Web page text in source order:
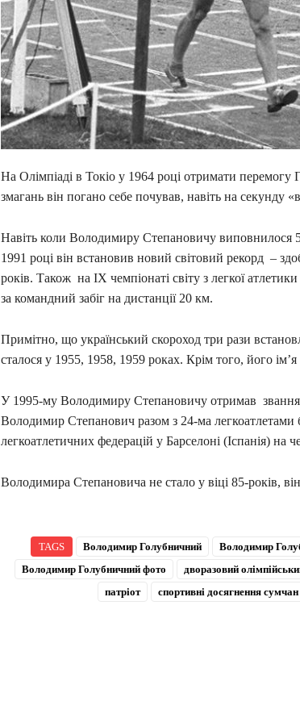
На Олімпіаді в Токіо у 1964 році отримати перемогу
змагань він погано себе почував, навіть на секунду
Навіть коли Володимиру Степановичу виповнилося
1991 році він встановив новий світовий рекорд –
років. Також на IX чемпіонаті світу з легкої
за командний забіг на дистанції 20 км.
Примітно, що український скороход три рази
сталося у 1955, 1958, 1959 роках. Крім того, його
У 1995-му Володимиру Степановичу отримав
Володимир Степанович разом з 24-ма легкоатлетами
легкоатлетичних федерацій у Барселоні (Іспанія) на
Володимира Степановича не стало у віці 85-років,
TAGS Володимир Голубничний Володимир
Володимир Голубничний фото
дворазовий
патріот
спортивні досягнення сумчан